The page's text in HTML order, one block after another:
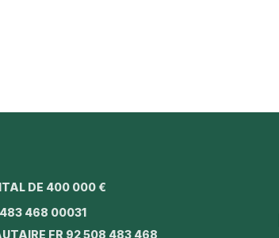
DE 400 000 €
468 00031
FR 92 508 483 468